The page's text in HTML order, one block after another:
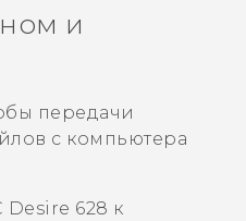
и
передачи
с компьютера
Desire 628 к